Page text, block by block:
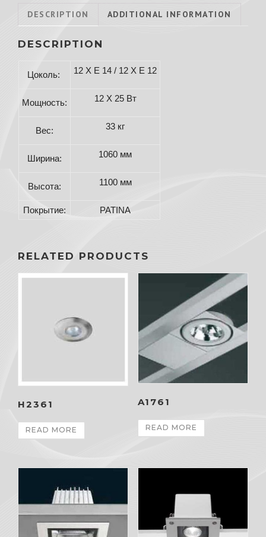
DESCRIPTION ADDITIONAL INFORMATION
DESCRIPTION
Цоколь: 12 X E 14 / 12 X E 12
Мощность: 12 X 25 Вт
Вес: 33 кг
Ширина: 1060 мм
Высота: 1100 мм
Покрытие: PATINA
RELATED PRODUCTS
H2361
READ MORE
A1761
READ MORE